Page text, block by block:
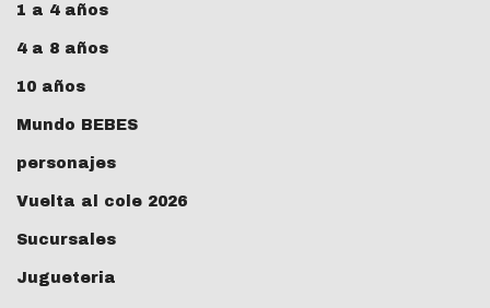
1 a 4 años
4 a 8 años
10 años
Mundo BEBES
personajes
Vuelta al cole 2026
Sucursales
Jugueteria